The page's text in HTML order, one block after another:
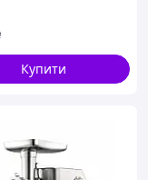
Купити